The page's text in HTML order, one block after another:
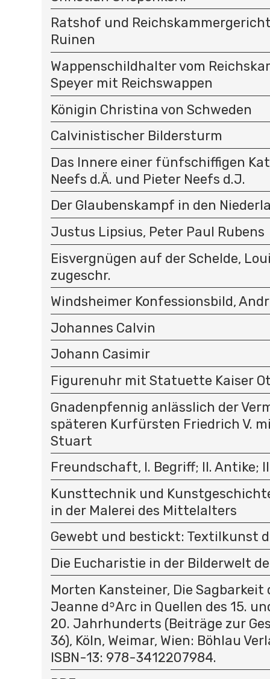
Ratshof und
Ruinen
Wappenschildhalter vom
Speyer mit Reichswappen
Königin Christina von Schweden
Calvinistischer Bildersturm
Das Innere einer fünfschiffigen
Neefs d.Ä. und Pieter Neefs d.J.
Der Glaubenskampf in den
Justus Lipsius, Peter Paul Rubens
Eisvergnügen auf der Schelde,
zugeschr.
Windsheimer Konfessionsbild,
Johannes Calvin
Johann Casimir
Figurenuhr mit Statuette Kaiser
Gnadenpfennig anlässlich der
späteren Kurfürsten Friedrich V.
Stuart
Freundschaft, I. Begriff; II. Antike;
Kunsttechnik und
in der Malerei des Mittelalters
Gewebt und bestickt: Textilkunst
Die Eucharistie in der Bilderwelt
Morten Kansteiner, Die Sagbarkeit
Jeanne dʾArc in Quellen des 15.
20. Jahrhunderts (Beiträge zur
36), Köln, Weimar, Wien: Böhlau
ISBN-13: 978-3412207984.